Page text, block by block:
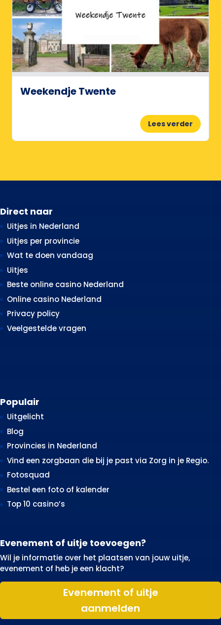
Weekendje Twente
Lees verder
Direct naar
Uitjes in Nederland
Uitjes per provincie
Wat te doen vandaag
Uitjes
Beste online casino Nederland
Online casino Nederland
Privacy policy
Veelgestelde vragen
Populair
Uitgelicht
Blog
Provincies in Nederland
Vind een zorgbaan die bij je past via Zorg in je Regio.
Fotosquad
Bestel een foto of kalender
Top 10 casino’s
Evenement of uitje toevoegen?
Wil je informatie over het plaatsen van jouw uitje,
evenement of heb je een klacht?
Evenement of uitje
aanmelden